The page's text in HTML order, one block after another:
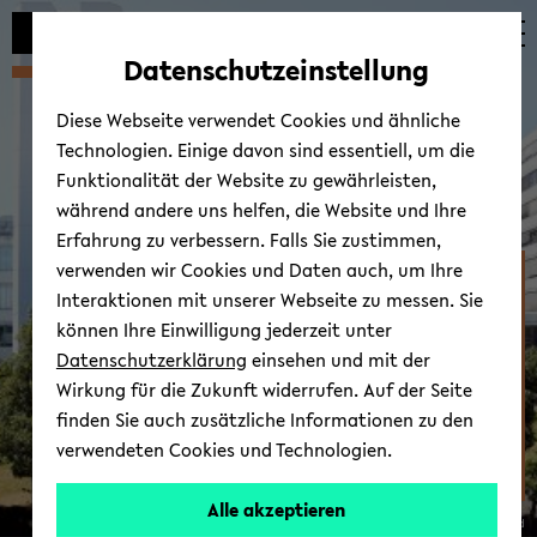
Automatische
vermeiden
skip
main
skip
main
skip
footer
Fakultät für
Erziehungswis­senschaft
© Uni­ver­si­tät Bie­le­feld
Datenschutzeinstellung
Diese Webseite verwendet Cookies und ähnliche
Technologien. Einige davon sind essentiell, um die
Funktionalität der Website zu gewährleisten,
während andere uns helfen, die Website und Ihre
Erfahrung zu verbessern. Falls Sie zustimmen,
verwenden wir Cookies und Daten auch, um Ihre
Interaktionen mit unserer Webseite zu messen. Sie
können Ihre Einwilligung jederzeit unter
Datenschutzerklärung einsehen und mit der
Wirkung für die Zukunft widerrufen. Auf der Seite
finden Sie auch zusätzliche Informationen zu den
verwendeten Cookies und Technologien.
Alle akzeptieren